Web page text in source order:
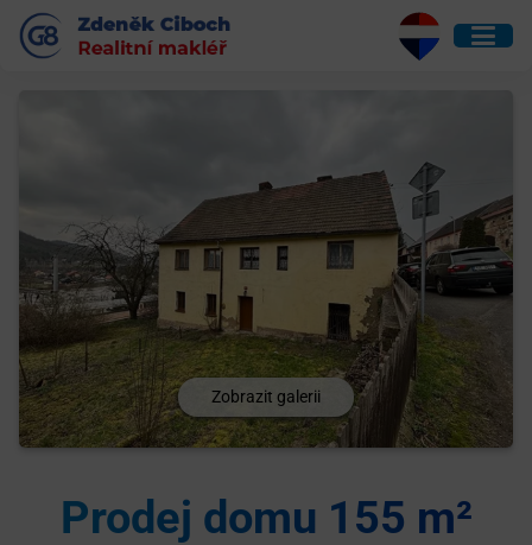
Zobrazit galerii
Prodej domu 155 m²